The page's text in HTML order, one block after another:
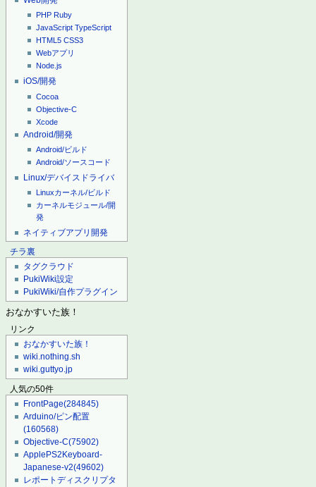
PHP Ruby
JavaScript TypeScript
HTML5 CSS3
Webアプリ
Node.js
iOS/開発
Cocoa
Objective-C
Xcode
Android/開発
Android/ビルド
Android/ソースコード
Linux/デバイスドライバ
Linuxカーネル/ビルド
カーネルモジュール/開
発
ネイティブアプリ開発
チラ裏
タグクラウド
PukiWiki設定
PukiWiki/自作プラグイン
おなかすいた族！
リンク
おなかすいた族！
wiki.nothing.sh
wiki.guttyo.jp
人気の50件
FrontPage(284845)
Arduino/ピン配置
(160568)
Objective-C(75902)
ApplePS2Keyboard-
Japanese-v2(49602)
レポートディスクリプタ